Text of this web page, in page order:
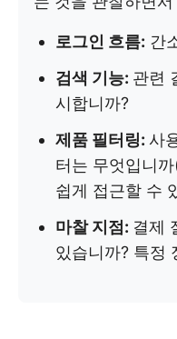
로그인 흐름: 간
검색 기능: 관련
시합니까?
제품 필터링: 사
터는 무엇입니
쉽게 접근할 수
마찰 지점: 결제
있습니까? 특정